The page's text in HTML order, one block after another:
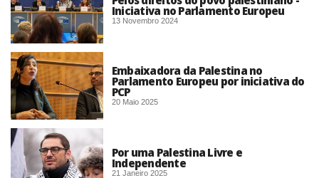
Iniciativa no Parlamento Europeu
13 Novembro 2024
Embaixadora da Palestina no
Parlamento Europeu por iniciativa do
PCP
20 Maio 2025
Por uma Palestina Livre e
Independente
21 Janeiro 2025